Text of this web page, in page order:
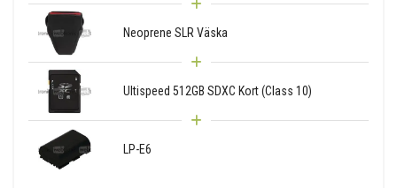
Neoprene SLR Väska
Ultispeed 512GB SDXC Kort (Class 10)
LP-E6